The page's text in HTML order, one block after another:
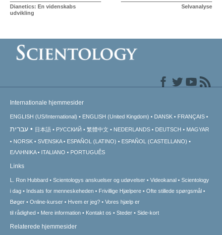
Dianetics: En videnskabs
udvikling
Selvanalyse
Internationale hjemmesider
ENGLISH (US/International) ENGLISH (United Kingdom) DANSK FRANÇAIS
עברית 日本語 РУССКИЙ 繁體中文 NEDERLANDS DEUTSCH
MAGYAR
NORSK
SVENSKA ESPAÑOL (LATINO)
ESPAÑOL (CASTELLANO)
ΕΛΛΗΝΙΚA
ITALIANO PORTUGUÊS
Links
L. Ron Hubbard Scientologys anskuelser og udøvelser Videokanal
Scientology
i dag
Indsats for menneskeheden Frivillige Hjælpere
Ofte stillede spørgsmål
Bøger
Online-kurser Hvem er jeg?
Vores hjælp er
til rådighed
Mere information Kontakt os Steder Side-kort
Relaterede hjemmesider